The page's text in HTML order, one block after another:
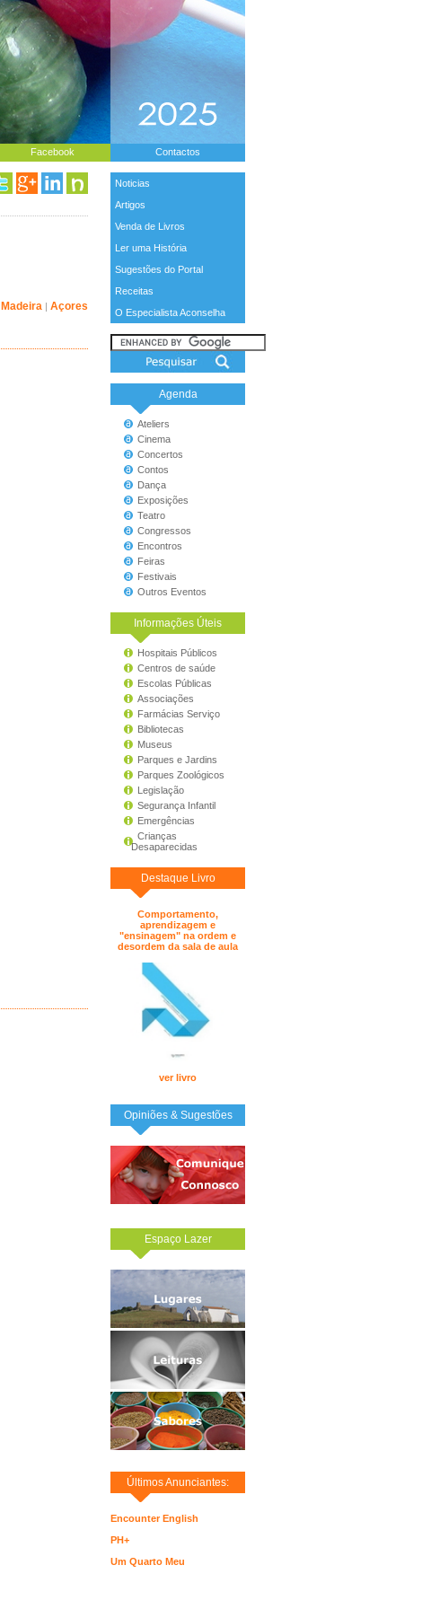
Facebook Contactos
Noticias
Artigos
Venda de Livros
Ler uma História
Sugestões do Portal
Receitas
O Especialista Aconselha
Agenda
Ateliers
Cinema
Concertos
Contos
Dança
Exposições
Teatro
Congressos
Encontros
Feiras
Festivais
Outros Eventos
Informações Úteis
Hospitais Públicos
Centros de saúde
Escolas Públicas
Associações
Farmácias Serviço
Bibliotecas
Museus
Parques e Jardins
Parques Zoológicos
Legislação
Segurança Infantil
Emergências
Crianças
Desaparecidas
Destaque Livro
Comportamento,
aprendizagem e
"ensinagem" na ordem e
desordem da sala de aula
ver livro
Opiniões & Sugestões
Espaço Lazer
Últimos Anunciantes:
Encounter English
PH+
Um Quarto Meu
Madeira | Açores